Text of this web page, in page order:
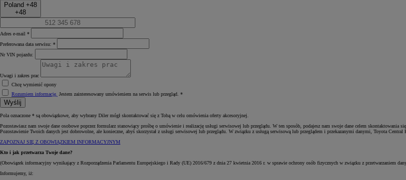
HYBRID
Poland +48
+48
Adres e-mail *
Preferowana data serwisu: *
Nr VIN pojazdu:
Uwagi i zakres prac
Chcę wymienić opony
Rozumiem informację. Jestem zainteresowany umówieniem na serwis lub przegląd. *
Wyślij
Pola oznaczone * są obowiązkowe, aby wybrany Diler mógł skontaktować się z Tobą w celu omówienia oferty akcesoryjnej.
Pozostawiasz nam swoje dane osobowe poprzez formularz stanowiący prośbę o umówienie i realizację usługi serwisowej lub przeglądu. W ten sposób, podajesz nam swoje dane celem skontaktowania
Pozostawienie Twoich danych jest dobrowolne, ale konieczne, abyś skorzystał z usługi serwisowej lub przeglądu. W związku z usługą serwisową lub przeglądem i przekazanymi danymi, Toyota
ZAPOZNAJ SIĘ Z OBOWIĄZKIEM INFORMACYJNYM
Kto i jak przetwarza Twoje dane?
(Obowiązek informacyjny wynikający z Rozporządzenia Parlamentu Europejskiego i Rady (UE) 2016/679 z dnia 27 kwietnia 2016 r. w sprawie ochrony osób fizycznych w związku z przetwarzaniem
Informujemy, iż: